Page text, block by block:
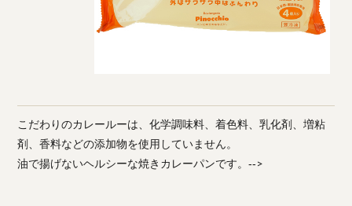
こだわりのカレールーは、化学調味料、着色料、乳化剤、増粘
剤、香料などの添加物を使用していません。
油で揚げないヘルシーな焼きカレーパンです。‐‐>